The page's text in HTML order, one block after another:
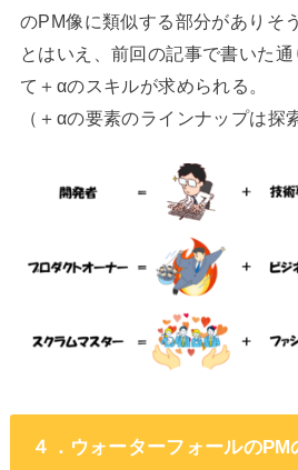
のPM像に類似する部分がありそう
とはいえ、前回の記事で書いた
て＋αのスキルが求められる。
（＋αの要素のラインナップは探
４．ウォーターフォールのPM